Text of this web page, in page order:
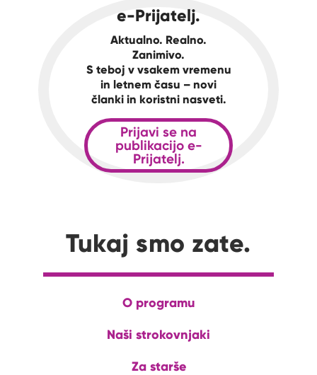
e-Prijatelj.
Aktualno. Realno.
Zanimivo.
S teboj v vsakem vremenu
in letnem času – novi
članki in koristni nasveti.
Prijavi se na
publikacijo e-
Prijatelj.
Tukaj smo zate.
O programu
Naši strokovnjaki
Za starše